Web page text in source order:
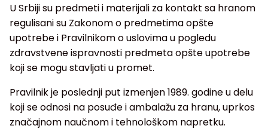
U Srbiji su predmeti i materijali za kontakt sa hranom
regulisani su Zakonom o predmetima opšte
upotrebe i Pravilnikom o uslovima u pogledu
zdravstvene ispravnosti predmeta opšte upotrebe
koji se mogu stavljati u promet.
Pravilnik je poslednji put izmenjen 1989. godine u delu
koji se odnosi na posuđe i ambalažu za hranu, uprkos
značajnom naučnom i tehnološkom napretku.